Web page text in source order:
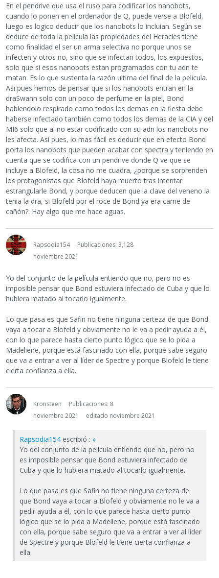
En el pendrive que usa el ruso para codificar los nanobots,
cuando lo ponen en el ordenador de Q, puede verse a Blofeld,
luego es logico deducir que los nanobots lo incluian. Según se
deduce de toda la pelicula las propiedades del Heracles tiene
como finalidad el ser un arma selectiva no porque unos se
infecten y otros no, sino que se infectan todos, los expuestos,
solo que si esos nanobots estan programados con tu adn te
matan. Es lo que sustenta la razón ultima del final de la pelicula.
Asi pues hemos de pensar que si los nanobots entran en la
draSwann solo con un poco de perfume en la piel, Bond
habiendolo respirado como todos los demas en la fiesta debe
haberse infectado también como todos los demas de la CIA y del
MI6 solo que al no estar codificado con su adn los nanobots no
les afecta. Asi pues, lo mas fácil es deducir que en efecto Bond
porta los nanobots que pueden acabar con spectra y teniendo en
cuenta que se codifica con un pendrive donde Q ve que se
incluye a Blofeld, la cosa no me cuadra, ¿porque se sorprenden
los protagonistas que Blofeld haya muerto tras intentar
estrangularle Bond, y porque deducen que la clave del veneno la
tenia la dra, si Blofeld por el roce de Bond ya era carne de
cañón?. Hay algo que me hace aguas.
Rapsodia154
Publicaciones: 3,128
noviembre 2021
Yo del conjunto de la película entiendo que no, pero no es
imposible pensar que Bond estuviera infectado de Cuba y que lo
hubiera matado al tocarlo igualmente.
Lo que pasa es que Safin no tiene ninguna certeza de que Bond
vaya a tocar a Blofeld y obviamente no le va a pedir ayuda a él,
con lo que parece hasta cierto punto lógico que se lo pida a
Madeliene, porque está fascinado con ella, porque sabe seguro
que va a entrar a ver al líder de Spectre y porque Blofeld le tiene
cierta confianza a ella.
Kronsteen
Publicaciones: 8
noviembre 2021
editado noviembre 2021
Rapsodia154 escribió : »
Yo del conjunto de la película entiendo que no, pero no
es imposible pensar que Bond estuviera infectado de
Cuba y que lo hubiera matado al tocarlo igualmente.
Lo que pasa es que Safin no tiene ninguna certeza de
que Bond vaya a tocar a Blofeld y obviamente no le va a
pedir ayuda a él, con lo que parece hasta cierto punto
lógico que se lo pida a Madeliene, porque está fascinado
con ella, porque sabe seguro que va a entrar a ver al líder
de Spectre y porque Blofeld le tiene cierta confianza a
ella.